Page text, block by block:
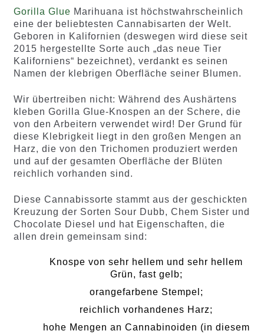
Gorilla Glue Marihuana ist höchstwahrscheinlich
eine der beliebtesten Cannabisarten der Welt.
Geboren in Kalifornien (deswegen wird diese seit
2015 hergestellte Sorte auch „das neue Tier
Kaliforniens“ bezeichnet), verdankt es seinen
Namen der klebrigen Oberfläche seiner Blumen.
Wir übertreiben nicht: Während des Aushärtens
kleben Gorilla Glue-Knospen an der Schere, die
von den Arbeitern verwendet wird! Der Grund für
diese Klebrigkeit liegt in den großen Mengen an
Harz, die von den Trichomen produziert werden
und auf der gesamten Oberfläche der Blüten
reichlich vorhanden sind.
Diese Cannabissorte stammt aus der geschickten
Kreuzung der Sorten Sour Dubb, Chem Sister und
Chocolate Diesel und hat Eigenschaften, die
allen drein gemeinsam sind:
Knospe von sehr hellem und sehr hellem
Grün, fast gelb;
orangefarbene Stempel;
reichlich vorhandenes Harz;
hohe Mengen an Cannabinoiden (in diesem